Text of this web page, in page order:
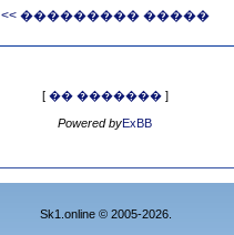
<< ��������� �����
[ �� �������]
Powered byExBB
Sk1.online © 2005-2026.